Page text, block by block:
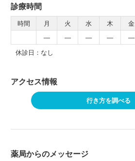
診療時間
時間 月 火 水 木 金
―
― ― ― ―
休診日：なし
アクセス情報
行き方を調べる
薬局からのメッセージ